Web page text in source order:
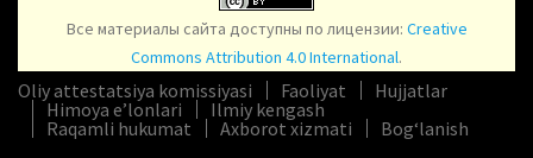
Все материалы сайта доступны по лицензии: Creative
Commons Attribution 4.0 International.
Oliy attestatsiya komissiyasi Faoliyat
Hujjatlar
Himoya e’lonlari
Ilmiy kengash
Raqamli hukumat
Axborot xizmati Bog‘lanish